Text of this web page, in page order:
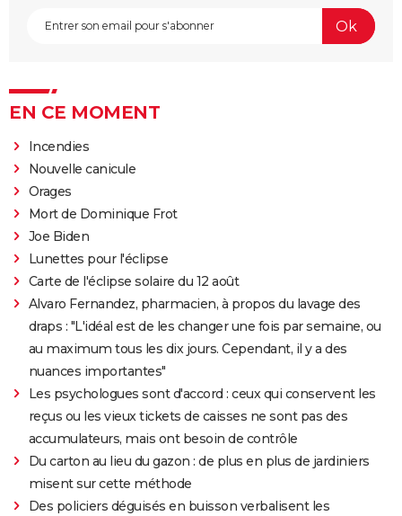
EN CE MOMENT
Incendies
Nouvelle canicule
Orages
Mort de Dominique Frot
Joe Biden
Lunettes pour l'éclipse
Carte de l'éclipse solaire du 12 août
Alvaro Fernandez, pharmacien, à propos du lavage des
draps : "L'idéal est de les changer une fois par semaine, ou
au maximum tous les dix jours. Cependant, il y a des
nuances importantes"
Les psychologues sont d'accord : ceux qui conservent les
reçus ou les vieux tickets de caisses ne sont pas des
accumulateurs, mais ont besoin de contrôle
Du carton au lieu du gazon : de plus en plus de jardiniers
misent sur cette méthode
Des policiers déguisés en buisson verbalisent les